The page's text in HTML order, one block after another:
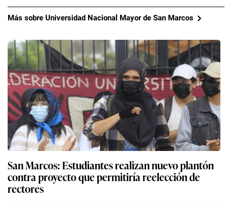
Más sobre Universidad Nacional Mayor de San Marcos
San Marcos: Estudiantes realizan nuevo plantón
contra proyecto que permitiría reelección de
rectores